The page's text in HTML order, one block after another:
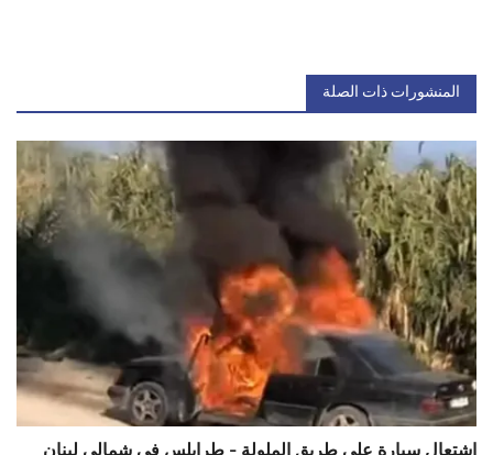
المنشورات ذات الصلة
اشتعال سيارة على طريق الملولة - طرابلس في شمالي لبنان